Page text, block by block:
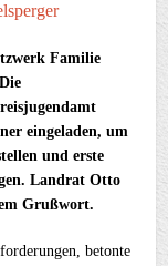
Familie
eingeladen, um
und erste
Landrat Otto
Grußwort.
betonte